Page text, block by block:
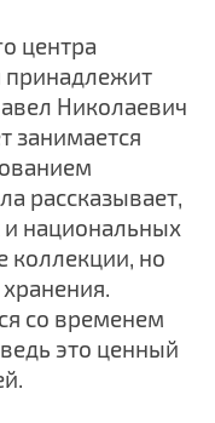
центра
принадлежит
Николаевич
занимается
рассказывает,
и национальных
коллекции, но
со временем
это ценный